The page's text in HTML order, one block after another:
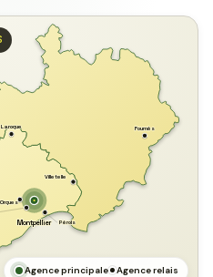
Montpellier Pérols
Laroque Fournès
Villetelle
Agence principale Agence relais